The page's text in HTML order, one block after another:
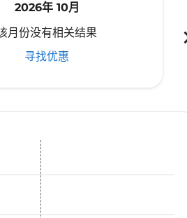
2026年 10月
月份没有相关结果
寻找优惠
寻找优惠寻找优惠寻找优惠
disclaimer. 寻找优惠
offers-disclaimer. 寻找优惠
view-offers-disclaimer. 寻找优惠
cmp-view-offers-disclaimer. 寻找优惠
cmp-view-offers-disclaimer. 寻
ATQ–JED: cmp-view-offers-
ATQ–JED: cmp-view-offers-